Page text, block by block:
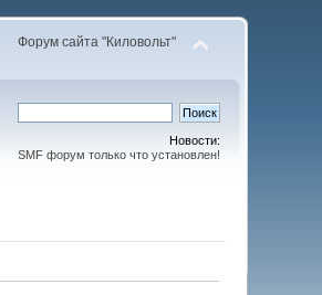
Форум сайта "Киловольт"
Новости:
SMF форум только что установлен!